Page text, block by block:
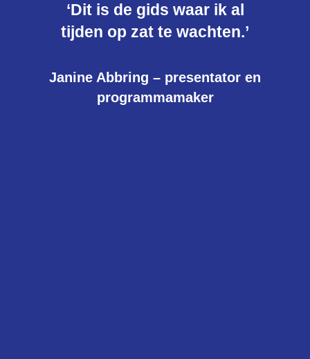
‘Dit is de gids waar ik al
tijden op zat te wachten.’
Janine Abbring – presentator en
programmamaker